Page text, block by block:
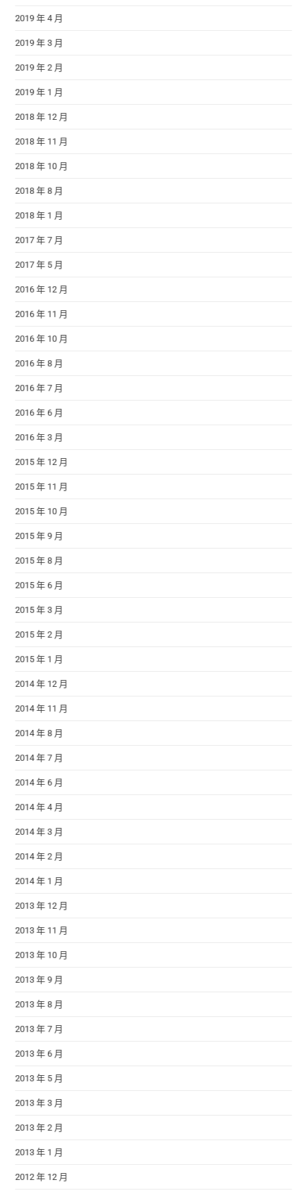
2019 年 4 月
2019 年 3 月
2019 年 2 月
2019 年 1 月
2018 年 12 月
2018 年 11 月
2018 年 10 月
2018 年 8 月
2018 年 1 月
2017 年 7 月
2017 年 5 月
2016 年 12 月
2016 年 11 月
2016 年 10 月
2016 年 8 月
2016 年 7 月
2016 年 6 月
2016 年 3 月
2015 年 12 月
2015 年 11 月
2015 年 10 月
2015 年 9 月
2015 年 8 月
2015 年 6 月
2015 年 3 月
2015 年 2 月
2015 年 1 月
2014 年 12 月
2014 年 11 月
2014 年 8 月
2014 年 7 月
2014 年 6 月
2014 年 4 月
2014 年 3 月
2014 年 2 月
2014 年 1 月
2013 年 12 月
2013 年 11 月
2013 年 10 月
2013 年 9 月
2013 年 8 月
2013 年 7 月
2013 年 6 月
2013 年 5 月
2013 年 3 月
2013 年 2 月
2013 年 1 月
2012 年 12 月